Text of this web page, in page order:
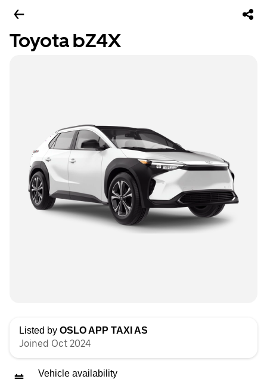
Toyota bZ4X
Listed by OSLO APP TAXI AS
Joined Oct 2024
Vehicle availability